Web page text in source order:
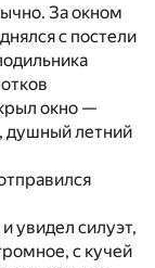
За окном
с постели
окно —
душный летний
увидел силуэт,
с кучей